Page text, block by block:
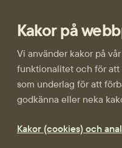
Kakor på
Vi använder kakor på
funktionalitet och för att
som underlag för att
godkänna eller neka
Kakor (cookies) och